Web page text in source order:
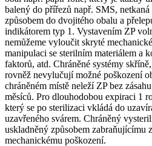
balený do přířezů např. SMS,
způsobem do dvojitého obalu a
indikátorem typ 1. Vystavením ZP
nemůžeme vyloučit skryté
manipulaci se sterilním materiálem a
faktorů, atd. Chráněné systémy
rovněž nevylučují možné poškození
chráněném místě neleží ZP bez
měsíců. Pro dlouhodobou expiraci 1
který se po sterilizaci vkládá do
uzavřeného svárem. Chráněný
uskladněný způsobem zabraňujícímu
mechanickému poškození.